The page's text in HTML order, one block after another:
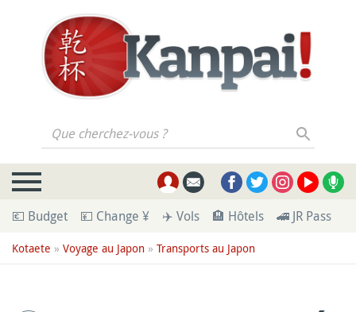
Que cherchez-vous ?
💶 Budget 💴 Change ¥ ✈️ Vols 🏨 Hôtels 🚄 JR Pass
Kotaete » Voyage au Japon » Transports au Japon